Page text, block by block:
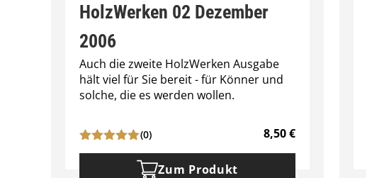
HolzWerken 02 Dezember
2006
Auch die zweite HolzWerken Ausgabe
hält viel für Sie bereit - für Könner und
solche, die es werden wollen.
(0) 8,50€
Zum Produkt